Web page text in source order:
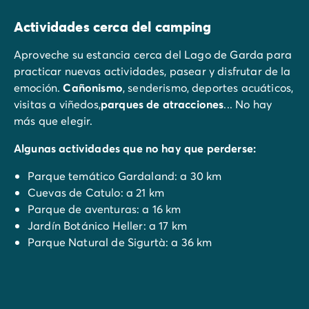
Actividades cerca del camping
Aproveche su estancia cerca del Lago de Garda para
practicar nuevas actividades, pasear y disfrutar de la
emoción.Cañonismo, senderismo, deportes acuáticos,
visitas a viñedos,parques de atracciones... No hay
más que elegir.
Algunas actividades que no hay que perderse:
Parque temático Gardaland: a 30 km
Cuevas de Catulo: a 21 km
Parque de aventuras: a 16 km
Jardín Botánico Heller: a 17 km
Parque Natural de Sigurtà: a 36 km